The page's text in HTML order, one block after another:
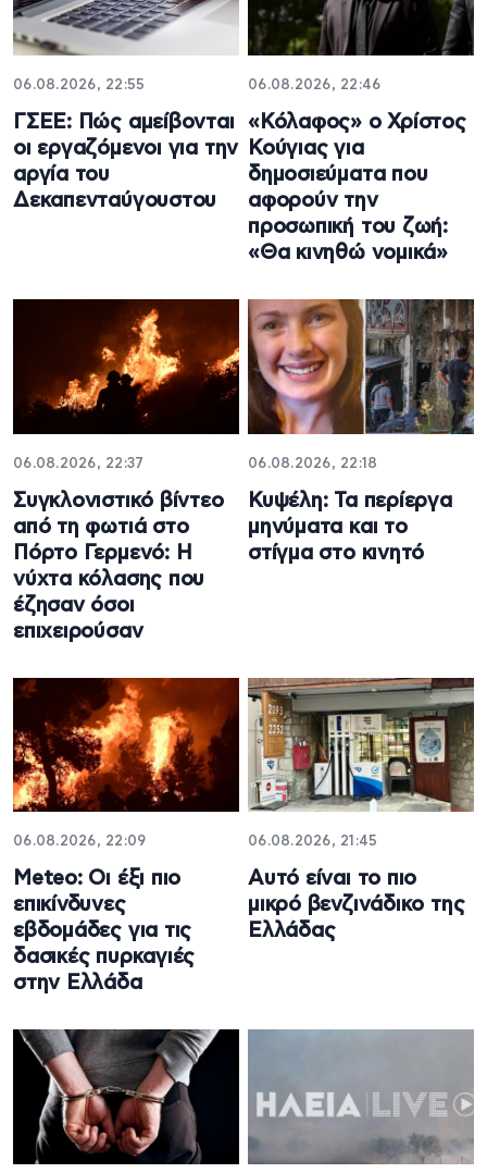
06.08.2026, 22:55
ΓΣΕΕ: Πώς αμείβονται
οι εργαζόμενοι για την
αργία του
Δεκαπενταύγουστου
06.08.2026, 22:46
«Κόλαφος» ο Χρίστος
Κούγιας για
δημοσιεύματα που
αφορούν την
προσωπική του ζωή:
«Θα κινηθώ νομικά»
06.08.2026, 22:37
Συγκλονιστικό βίντεο
από τη φωτιά στο
Πόρτο Γερμενό: Η
νύχτα κόλασης που
έζησαν όσοι
επιχειρούσαν
06.08.2026, 22:18
Κυψέλη: Τα περίεργα
μηνύματα και το
στίγμα στο κινητό
06.08.2026, 22:09
Meteo: Οι έξι πιο
επικίνδυνες
εβδομάδες για τις
δασικές πυρκαγιές
στην Ελλάδα
06.08.2026, 21:45
Αυτό είναι το πιο
μικρό βενζινάδικο της
Ελλάδας